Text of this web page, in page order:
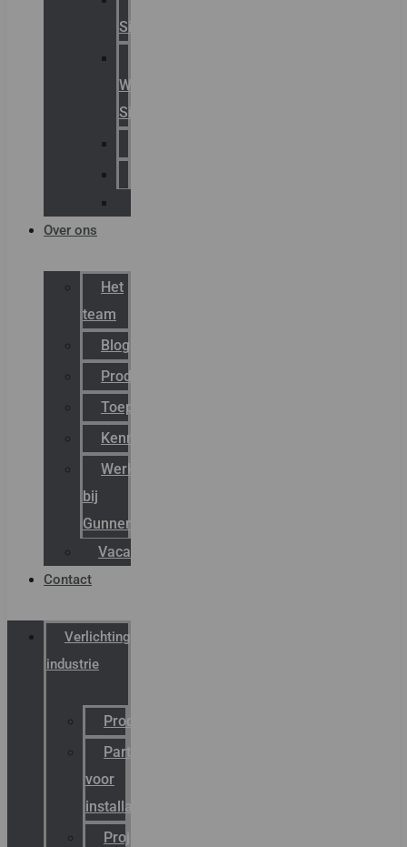
Signaling
Warning
Signals
Over ons
Het
team
Blog
Productnieuws
Toepassingen
Kenniscentrum
Werken
bij
Gunneman
Vacatures
Contact
Verlichting
industrie
Productcatalogus
Partner
voor
installateurs
Projectreferenties